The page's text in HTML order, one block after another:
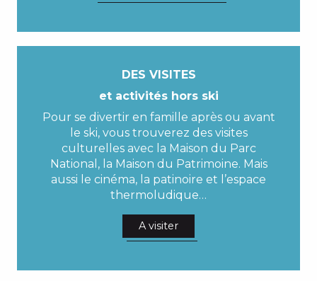
DES VISITES
et activités hors ski
Pour se divertir en famille après ou avant
le ski, vous trouverez des visites
culturelles avec la Maison du Parc
National, la Maison du Patrimoine. Mais
aussi le cinéma, la patinoire et l’espace
thermoludique…
A visiter